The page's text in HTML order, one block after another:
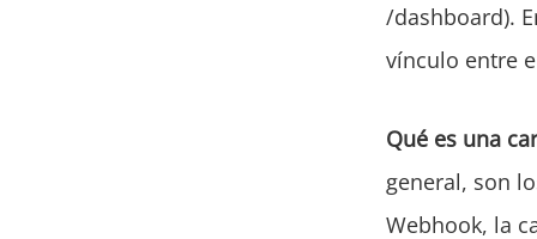
/dashboard).
vínculo entre
Qué es una
general, son
Webhook, la